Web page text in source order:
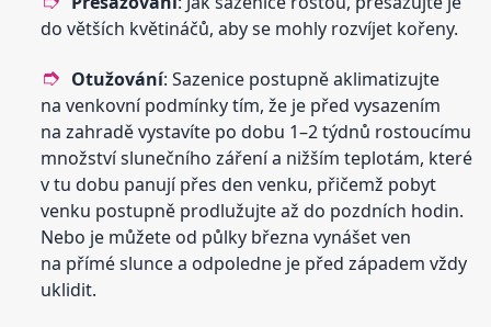
do větších květináčů, aby se mohly rozvíjet kořeny.
Otužování: Sazenice postupně aklimatizujte
na venkovní podmínky tím, že je před vysazením
na zahradě vystavíte po dobu 1–2 týdnů rostoucímu
množství slunečního záření a nižším teplotám, které
v tu dobu panují přes den venku, přičemž pobyt
venku postupně prodlužujte až do pozdních hodin.
Nebo je můžete od půlky března vynášet ven
na přímé slunce a odpoledne je před západem vždy
uklidit.